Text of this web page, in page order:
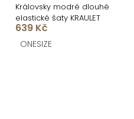
Královsky modré dlouhé
elastické šaty KRAULET
639 Kč
ONESIZE